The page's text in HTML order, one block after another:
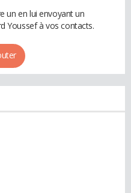
un en lui envoyant un
Youssef à vos contacts.